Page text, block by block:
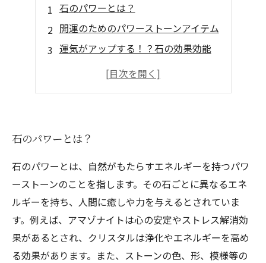
石のパワーとは？
開運のためのパワーストーンアイテム
運気がアップする！？石の効果効能
石の洗浄方法とお手入れ方法
石のパワーとは？
石のパワーとは、自然がもたらすエネルギーを持つパワ
ーストーンのことを指します。その石ごとに異なるエネ
ルギーを持ち、人間に癒しや力を与えるとされていま
す。例えば、アマゾナイトは心の安定やストレス解消効
果があるとされ、クリスタルは浄化やエネルギーを高め
る効果があります。また、ストーンの色、形、模様等の